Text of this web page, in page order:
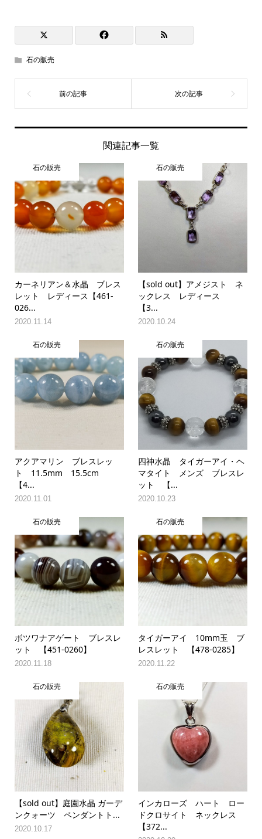
石の販売
関連記事一覧
石の販売
カーネリアン＆水晶 ブレス
レット レディース【461-
026...
2020.11.14
石の販売
【sold out】アメジスト ネ
ックレス レディース
【3...
2020.10.24
石の販売
アクアマリン ブレスレッ
ト 11.5mm 15.5cm
【4...
2020.11.01
石の販売
四神水晶 タイガーアイ・ヘ
マタイト メンズ ブレスレ
ット 【...
2020.10.23
石の販売
ボツワナアゲート ブレスレ
ット 【451-0260】
2020.11.18
石の販売
タイガーアイ 10mm玉 ブ
レスレット 【478-0285】
2020.11.22
石の販売
【sold out】庭園水晶 ガーデ
ンクォーツ ペンダントト...
2020.10.17
石の販売
インカローズ ハート ロー
ドクロサイト ネックレス
【372...